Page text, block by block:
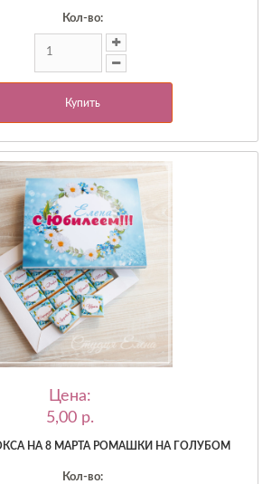
Кол-во:
Купить
Цена:
5,00 p.
НА 8 МАРТА РОМАШКИ НА ГОЛУБОМ
Кол-во: